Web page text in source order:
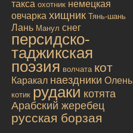
такса охотник немецкая
овчарка хищник Тянь-шань
Лань Манул снег
персидско-
таджикская
поэзия волчата кот
Каракал наездники Олень
котик рудаки котята
Арабский жеребец
русская борзая